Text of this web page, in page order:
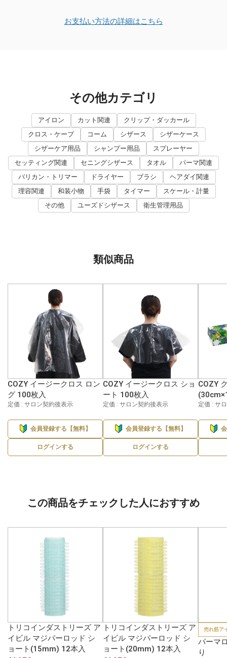
お支払い方法の詳細はこちら
その他カテゴリ
アイロン カット関連
クリップ・ダッカール
クロス・ケープ
コーム シザース
シザーケース
シザーケア用品
シャンプー用品
スプレーヤー
セッティング関連
セニングシザース タオル
パーマ関連
バリカン・トリマー
ドライヤー ブラシ
ヘアダイ関連
理容関連
和装小物 手袋 タイマー
スケール・計量
その他
ユーズドシザース 衛生管理用品
類似商品
COZY イージークロス ロン
グ 100枚入
定価 : サロン契約後表示
会員登録する【無料】
ログインする
COZY イージークロス ショ
ート 100枚入
定価 : サロン契約後表示
会員登録する【無料】
ログインする
COZY
定価 : サ
この商品をチェックした人におすすめ
トリコインダストリーズ ア
イビル マジパーロッド シ
ョート(15mm) 12本入
トリコインダストリーズ ア
イビル マジパーロッド シ
ョート(20mm) 12本入
売れ筋ア
パーマ
り